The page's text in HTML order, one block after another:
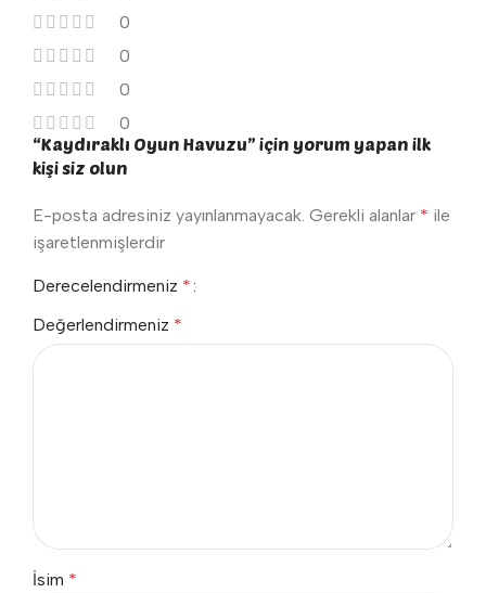
0
0
0
0
“Kaydıraklı Oyun Havuzu” için yorum yapan ilk
kişi siz olun
E-posta adresiniz yayınlanmayacak. Gerekli alanlar * ile
işaretlenmişlerdir
Derecelendirmeniz *
Değerlendirmeniz *
İsim *